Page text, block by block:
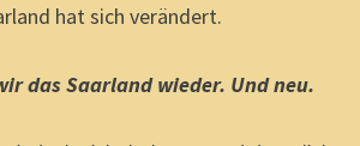
hat sich verändert.
das Saarland wieder. Und neu.